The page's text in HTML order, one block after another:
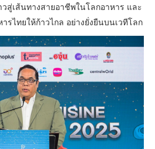
สู่เส้นทางสายอาชีพในโลกอาหาร และ
รไทยให้ก้าวไกล อย่างยั่งยืนบนเวทีโลก